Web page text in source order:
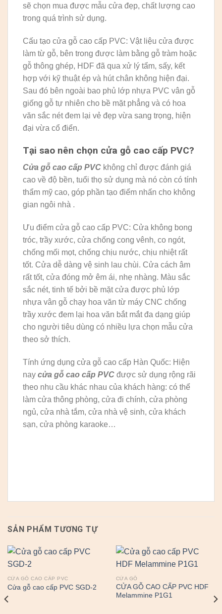
sẽ chọn mua được mẫu cửa đẹp, chất lượng cao
trong quá trình sử dụng.
Cấu tạo cửa gỗ cao cấp PVC: Vật liệu cửa được
làm từ gỗ, bên trong được làm bằng gỗ tràm hoặc
gỗ thông ghép, HDF đã qua xử lý tẩm, sấy, kết
hợp với kỹ thuật ép và hút chân không hiện đại.
Sau đó bên ngoài bao phủ lớp nhựa PVC vân gỗ
giống gỗ tự nhiên cho bề mặt phẳng và có hoa
văn sắc nét đem lại vẻ đẹp vừa sang trọng, hiện
đại vừa cổ điển.
Tại sao nên chọn cửa gỗ cao cấp PVC?
Cửa gỗ cao cấp PVC không chỉ được đánh giá
cao về độ bền, tuổi thọ sử dụng mà nó còn có tính
thẩm mỹ cao, góp phần tạo điểm nhấn cho không
gian ngôi nhà .
Ưu điểm cửa gỗ cao cấp PVC: Cửa không bong
tróc, trầy xước, cửa chống cong vênh, co ngót,
chống mối mọt, chống chịu nước, chịu nhiệt rất
tốt. Cửa dễ dàng vệ sinh lau chùi. Cửa cách âm
rất tốt, cửa đóng mở êm ái, nhẹ nhàng. Màu sắc
sắc nét, tinh tế bởi bề mặt cửa được phủ lớp
nhựa vân gỗ chạy hoa văn từ máy CNC chống
trầy xước đem lại hoa văn bắt mắt đa dạng giúp
cho người tiêu dùng có nhiều lựa chọn mẫu cửa
theo sở thích.
Tính ứng dụng cửa gỗ cao cấp Hàn Quốc: Hiện
nay cửa gỗ cao cấp PVC được sử dụng rộng rãi
theo nhu cầu khác nhau của khách hàng: có thể
làm cửa thông phòng, cửa đi chính, cửa phòng
ngủ, cửa nhà tắm, cửa nhà vệ sinh, cửa khách
sạn, cửa phòng karaoke…
SẢN PHẨM TƯƠNG TỰ
CỬA GỖ CAO CẤP PVC
Cửa gỗ cao cấp PVC SGD-2
CỬA GỖ
CỬA GỖ CAO CẤP PVC HDF
Melammine P1G1